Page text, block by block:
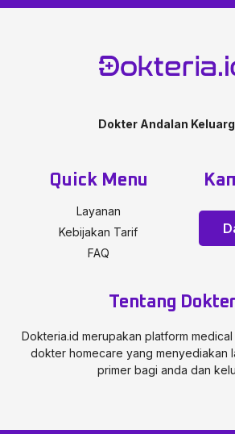
Dokter Andalan
Quick Menu
Layanan
Kebijakan Tarif
FAQ
Tentang
Dokteria.id merupakan platform
dokter homecare yang menyediakan
primer bagi anda dan